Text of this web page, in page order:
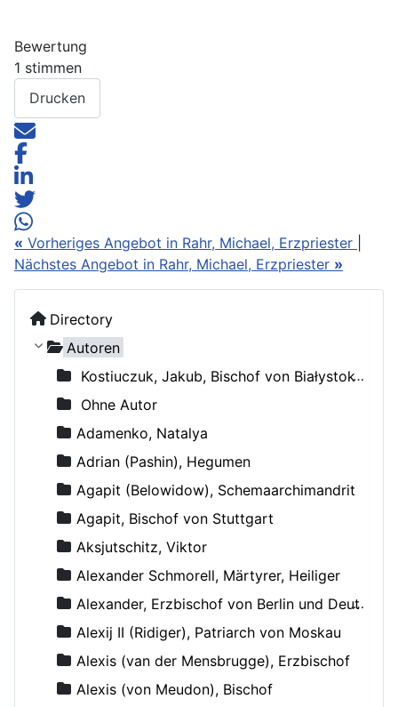
Directory
Autoren
Kostiuczuk, Jakub, Bischof von Białystok und Gdańsk
Ohne Autor
Adamenko, Natalya
Adrian (Pashin), Hegumen
Agapit (Belowidow), Schemaarchimandrit
Agapit, Bischof von Stuttgart
Aksjutschitz, Viktor
Alexander Schmorell, Märtyrer, Heiliger
Alexander, Erzbischof von Berlin und Deutschland
Alexij II (Ridiger), Patriarch von Moskau
Alexis (van der Mensbrugge), Erzbischof
Alexis (von Meudon), Bischof
Bewertung
1 stimmen
Drucken
« Vorheriges Angebot in Rahr, Michael, Erzpriester
Nächstes Angebot in Rahr, Michael, Erzpriester »